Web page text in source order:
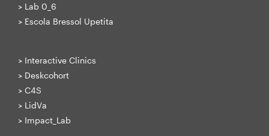
> Lab 0_6
> Escola Bressol Upetita
> Interactive Clinics
> Deskcohort
> C4S
> LidVa
> Impact_Lab